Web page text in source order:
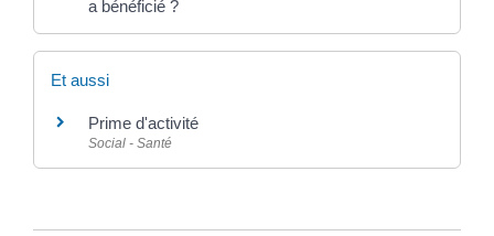
a bénéficié ?
Et aussi
Prime d'activité
Social - Santé